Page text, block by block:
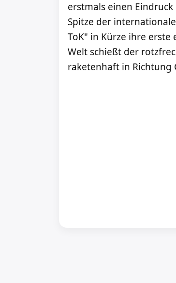
erstmals einen
Spitze der
ToK" in Kürze ihre erste
Welt schießt der
raketenhaft in Richtung